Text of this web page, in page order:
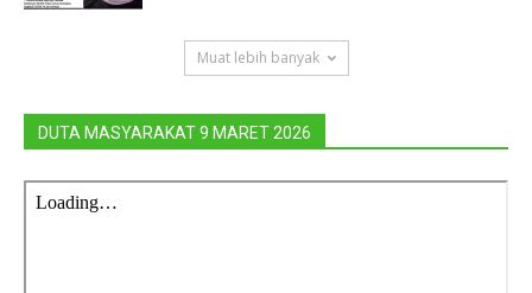
Muat lebih banyak
DUTA MASYARAKAT 9 MARET 2026